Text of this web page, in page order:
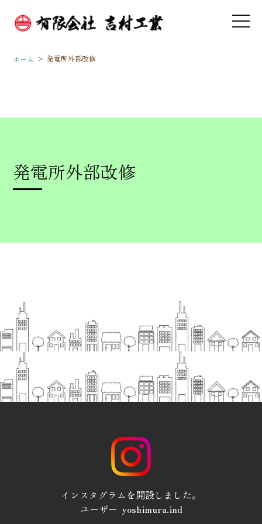
ホーム > 発電所外部改修
発電所外部改修
インスタグラムを開設しました。
ユーザー yoshimura.ind